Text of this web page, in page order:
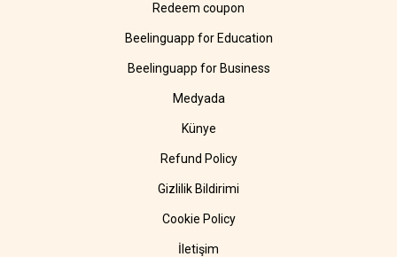
Redeem coupon
Beelinguapp for Education
Beelinguapp for Business
Medyada
Künye
Refund Policy
Gizlilik Bildirimi
Cookie Policy
İletişim